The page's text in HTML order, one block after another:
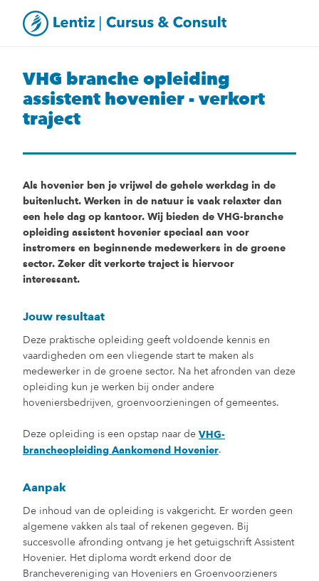
VHG branche opleiding
assistent hovenier - verkort
traject
Als hovenier ben je vrijwel de gehele werkdag in de
buitenlucht. Werken in de natuur is vaak relaxter dan
een hele dag op kantoor. Wij bieden de VHG-branche
opleiding assistent hovenier speciaal aan voor
instromers en beginnende medewerkers in de groene
sector. Zeker dit verkorte traject is hiervoor
interessant.
Jouw resultaat
Deze praktische opleiding geeft voldoende kennis en
vaardigheden om een vliegende start te maken als
medewerker in de groene sector. Na het afronden van deze
opleiding kun je werken bij onder andere
hoveniersbedrijven, groenvoorzieningen of gemeentes.
Deze opleiding is een opstap naar de VHG-
brancheopleiding Aankomend Hovenier.
Aanpak
De inhoud van de opleiding is vakgericht. Er worden geen
algemene vakken als taal of rekenen gegeven. Bij
succesvolle afronding ontvang je het getuigschrift Assistent
Hovenier. Het diploma wordt erkend door de
Branchevereniging van Hoveniers en Groenvoorzieners